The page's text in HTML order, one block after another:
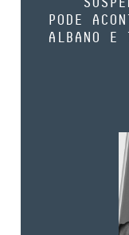
PODE
ALBANO E